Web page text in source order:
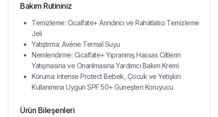
Bakım Rutininiz
Temizleme: Cicalfate+ Arındırıcı ve Rahatlatıcı Temizleme
Jeli
Yatıştırma: Avéne Termal Suyu
Nemlendirme: Cicalfate+ Yıpranmış Hassas Ciltlerin
Yatışmasına ve Onarılmasına Yardımcı Bakım Kremi
Koruma: Intense Protect Bebek, Çocuk ve Yetişkin
Kullanımına Uygun SPF 50+ Güneşten Koruyucu
Ürün Bileşenleri